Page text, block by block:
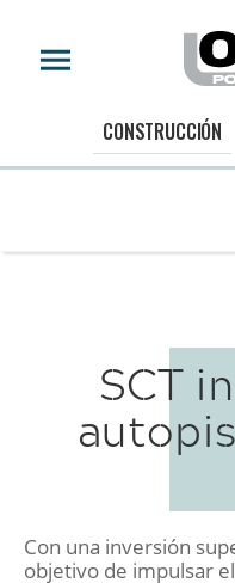
CONSTRUCCIÓN
SCT
Con una inversión
objetivo de impulsar